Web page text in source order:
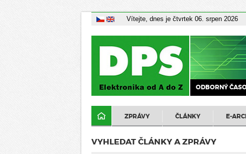
Vítejte, dnes je čtvrtek 06. srpen 2026
ODBORNÝ
ZPRÁVY ČLÁNKY E-
VYHLEDAT ČLÁNKY A ZPRÁVY